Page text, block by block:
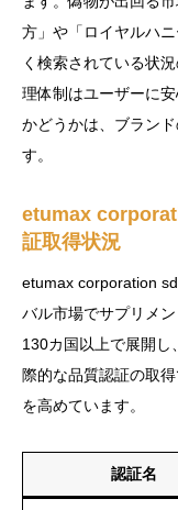
方」や「ロイヤルハ
く検索されている状
理体制はユーザーに
かどうかは、ブラン
す。
etumax
証取得状況
etumax corporation
バル市場でサプリメ
130カ国以上で展開し
際的な品質認証の取
を高めています。
認証名